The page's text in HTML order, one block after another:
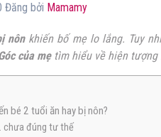
Đăng bởi Mamamy
nônkhiến bố mẹ lo lắng. Tuy
của mẹtìm hiểu về hiện tượng
bé 2 tuổi ăn hay bị nôn?
chưa đúng tư thế